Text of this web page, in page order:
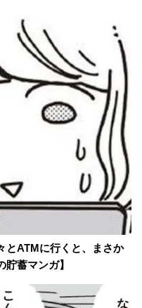
とATMに行くと、まさか
蓄マンガ】